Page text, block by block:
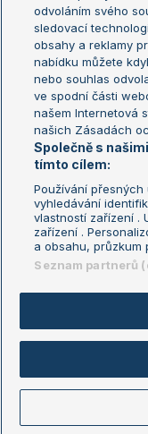
Aktualní trendy
Fotbalové přestupy
Livesport Daily
LS Prague Open
Podmínky užití
GDPR a žurnalistika
Kontakt
Copyright © 2008-2026
odvoláním svého
sledovací
obsahy a reklamy
nabídku můžete
nebo souhlas
ve spodní části
našem Internetová
našich Zásadách
Společně s
tímto cílem:
Používání
vyhledávání
vlastností zařízení .
zařízení .
a obsahu, průzkum
Seznam partnerů